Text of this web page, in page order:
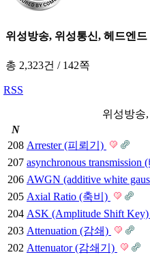
위성방송, 위성통신, 헤드엔드
총 2,323건 /142쪽
RSS
위성방송
N
208 Arrester (피뢰기)
207 asynchronous
206 AWGN (additive white
205 Axial Ratio (축비)
204 ASK (Amplitude Shift Key)
203 Attenuation (감쇄)
202 Attenuator (감쇄기)